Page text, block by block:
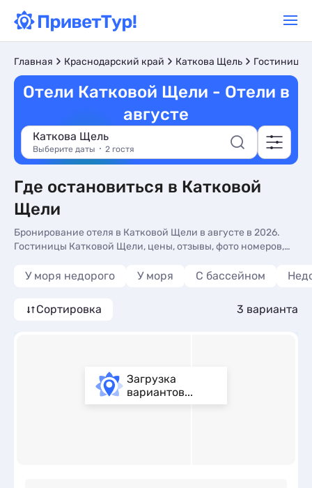
Главная Краснодарский край Каткова Щель Гостиницы
Отели Катковой Щели - Отели в
августе
Каткова Щель
Выберите даты 2 гостя
Где остановиться в Катковой
Щели
Бронирование отеля в Катковой Щели в августе в 2026.
Гостиницы Катковой Щели, цены, отзывы, фото номеров,
У моря недорого У моря С бассейном
Сортировка 3 варианта
Загрузка
вариантов...